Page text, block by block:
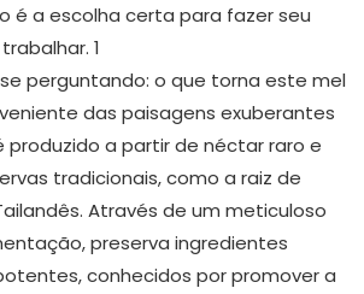
perguntando: o que torna este mel
das paisagens exuberantes
produzido a partir de néctar raro e
tradicionais, como a raiz de
Através de um meticuloso
preserva ingredientes
conhecidos por promover a